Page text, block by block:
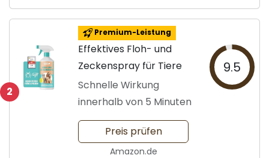
2
Premium-Leistung
Effektives Floh- und
Zeckenspray für Tiere
Schnelle Wirkung
innerhalb von 5 Minuten
9.5
Preis prüfen
Amazon.de